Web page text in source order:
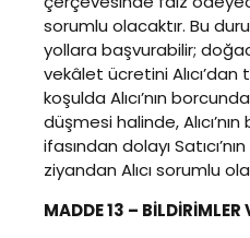
sorumlu olacaktır. Bu
yollara başvurabilir;
vekâlet ücretini
koşulda Alıcı’nın
düşmesi halinde,
ifasından dolayı
ziyandan Alıcı sorumlu
MADDE 13 – BİLDİRİMLER